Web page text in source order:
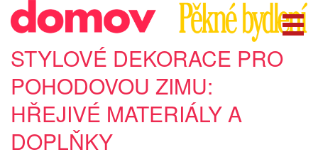
STYLOVÉ DEKORACE PRO
POHODOVOU ZIMU:
HŘEJIVÉ MATERIÁLY A
DOPLŇKY